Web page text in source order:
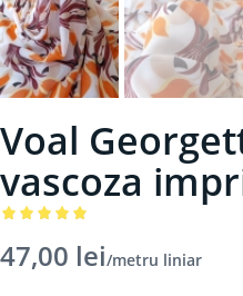
Voal
vascoza
5.00din 5
47,00 lei/metru liniar